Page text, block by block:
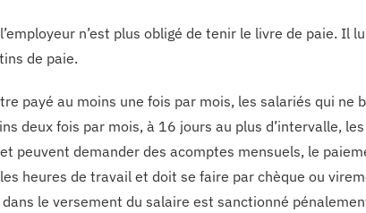
n’est plus obligé de tenir le livre de paie. Il
de paie.
payé au moins une fois par mois, les salariés qui ne
deux fois par mois, à 16 jours au plus d’intervalle,
peuvent demander des acomptes mensuels, le
heures de travail et doit se faire par chèque ou
le versement du salaire est sanctionné